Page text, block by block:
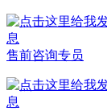
售前咨询专员